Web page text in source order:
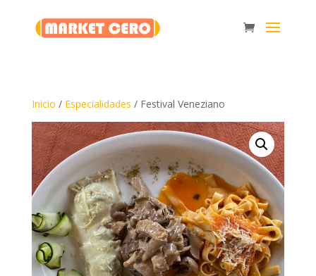
Inicio / Especialidades / Festival Veneziano